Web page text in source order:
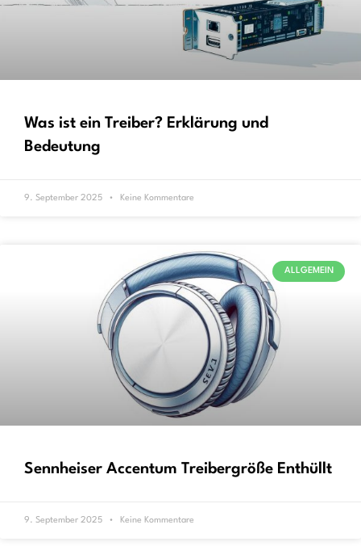
Was ist ein Treiber? Erklärung und
Bedeutung
9. September 2025 Keine Kommentare
ALLGEMEIN
Sennheiser Accentum Treibergröße Enthüllt
9. September 2025 Keine Kommentare